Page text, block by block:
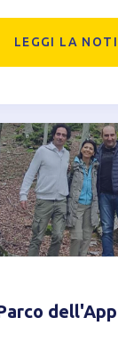
LEGGI LA